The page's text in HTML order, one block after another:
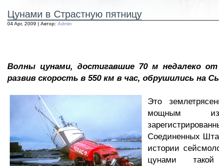
Цунами в Страстную пятницу
04 Apr, 2009 | Автор: Admin
Волны цунами, достигавшие 70 м недалеко от
развив скорость в 550 км в час, обрушились на
Это
мощным из
Соединенных
истории
цунами